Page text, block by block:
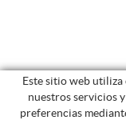
Este sitio web
nuestros servicios
preferencias